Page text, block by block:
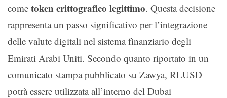
come token crittografico legittimo. Questa decisione
rappresenta un passo significativo per l’integrazione
delle valute digitali nel sistema finanziario degli
Emirati Arabi Uniti. Secondo quanto riportato in un
comunicato stampa pubblicato su Zawya, RLUSD
potrà essere utilizzata all’interno del Dubai